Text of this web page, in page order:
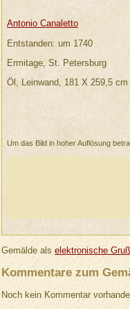
Antonio Canaletto
Entstanden: um 1740
Ermitage, St. Petersburg
Öl, Leinwand, 181 X 259,5 cm
Um das Bild in hoher Auflösung
Gemälde alselektronische
Kommentare zum
Noch kein Kommentar